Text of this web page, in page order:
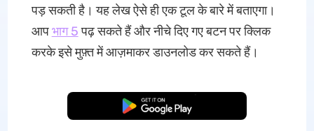
पड़ सकती है। यह लेख ऐसे ही एक टूल के बारे में बताएगा।
आपभाग 5पढ़ सकते हैं और नीचे दिए गए बटन पर क्लिक
करके इसे मुफ़्त में आज़माकर डाउनलोड कर सकते हैं।
मुफ्त डाउनलोड